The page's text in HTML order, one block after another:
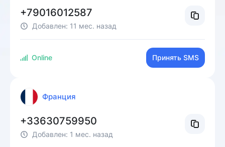
+79016012587
Добавлен: 11 мес. назад
Online Принять SMS
Франция
+33630759950
Добавлен: 1 мес. назад